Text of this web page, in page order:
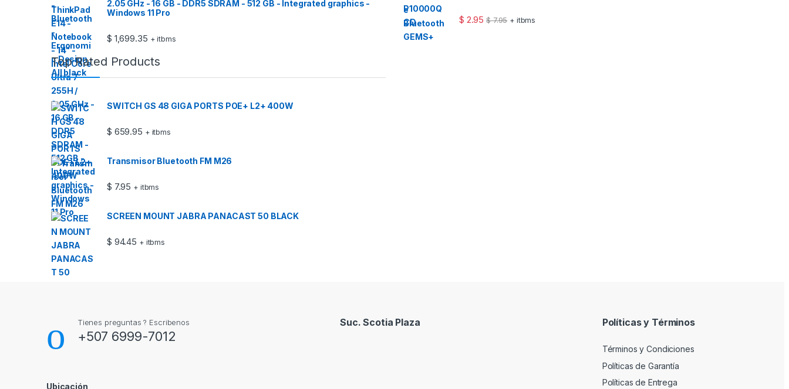
2.05 GHz - 16 GB - DDR5 SDRAM - 512 GB - Integrated graphics -
Windows 11 Pro
$ 1,699.35 + itbms
$ 2.95 $7.95 + itbms
Top Rated Products
SWITCH GS 48 GIGA PORTS POE+ L2+ 400W
$ 659.95 + itbms
Transmisor Bluetooth FM M26
$ 7.95 + itbms
SCREEN MOUNT JABRA PANACAST 50 BLACK
$ 94.45 + itbms
Tienes preguntas ? Escribenos
+507 6999-7012
Ubicación
Suc. Scotia Plaza Políticas y Términos
Términos y Condiciones
Políticas de Garantía
Políticas de Entrega